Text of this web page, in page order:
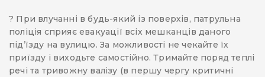
? При влучанні в будь-який із поверхів, патрульна
поліція сприяє евакуації всіх мешканців даного
підʼїзду на вулицю. За можливості не чекайте їх
приїзду і виходьте самостійно. Тримайте поряд теплі
речі та тривожну валізу (в першу чергу критичні